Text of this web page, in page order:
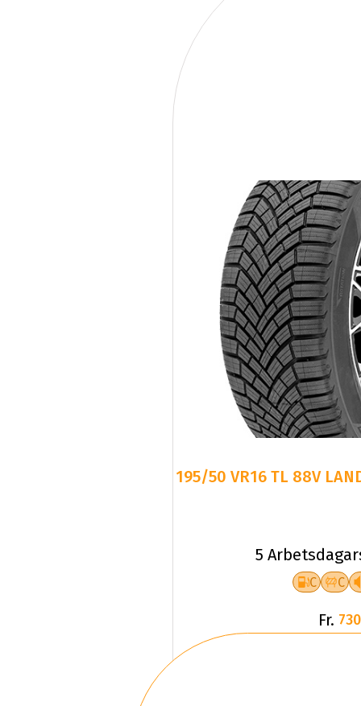
195/50 VR16 TL 88V
5
C C
Fr.